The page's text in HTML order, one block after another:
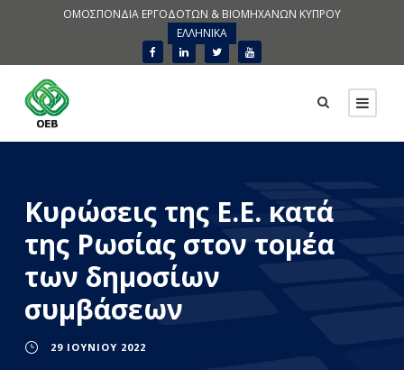
ΟΜΟΣΠΟΝΔΙΑ ΕΡΓΟΔΟΤΩΝ & ΒΙΟΜΗΧΑΝΩΝ ΚΥΠΡΟΥ
ΕΛΛΗΝΙΚΑ
Κυρώσεις της Ε.Ε. κατά
της Ρωσίας στον τομέα
των δημοσίων
συμβάσεων
29 ΙΟΥΝΊΟΥ 2022